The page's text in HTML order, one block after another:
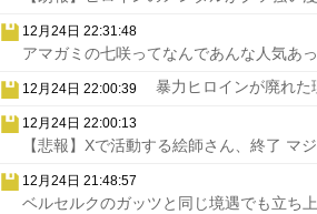
12月24日 22:31:48
アマガミの七咲ってなんであんな人気あっ
12月24日 22:00:39 暴力ヒロインが廃れた
12月24日 22:00:13
【悲報】Xで活動する絵師さん、終了 マジ
12月24日 21:48:57
ベルセルクのガッツと同じ境遇でも立ち上